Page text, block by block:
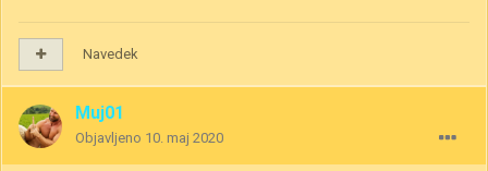
Navedek
Muj01
Objavljeno 10. maj 2020